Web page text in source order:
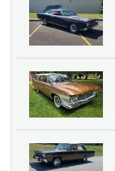
h
a
m
p
v
i
d
e
.